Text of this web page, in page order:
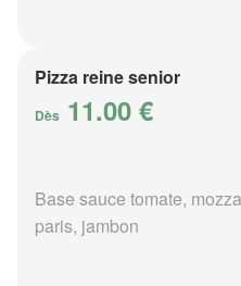
Pizza reine senior
Dès 11.00 €
Base sauce tomate,
paris, jambon